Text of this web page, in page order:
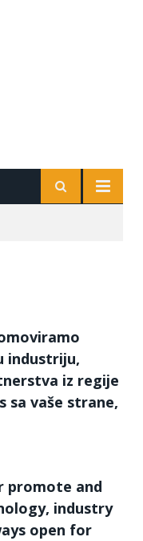
industriju,
iz regije
sa vaše strane,
promote and
industry
open for